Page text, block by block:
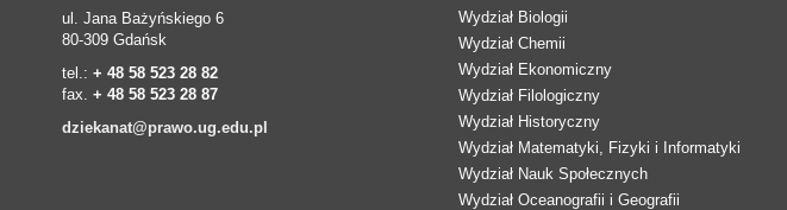
ul. Jana Bażyńskiego 6
80-309 Gdańsk
tel.: + 48 58 523 28 82
fax. + 48 58 523 28 87
dziekanat@prawo.ug.edu.pl
Wydział Biologii
Wydział Chemii
Wydział Ekonomiczny
Wydział Filologiczny
Wydział Historyczny
Wydział Matematyki, Fizyki i Informatyki
Wydział Nauk Społecznych
Wydział Oceanografii i Geografii